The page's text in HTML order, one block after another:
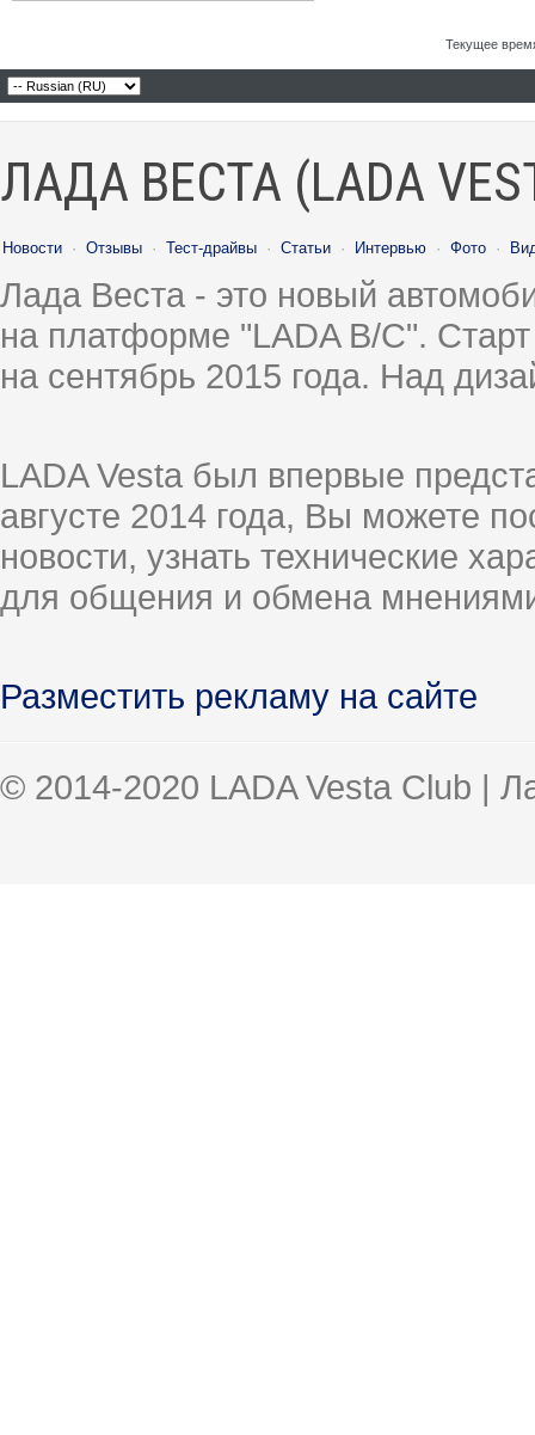
Текущее
ЛАДА ВЕСТА (LADA
Новости · Отзывы · Тест-драйвы · Статьи · Интервью · Фото ·
Лада Веста - это новый
на платформе "LADA B/C".
на сентябрь 2015 года. Над
LADA Vesta был впервые
августе 2014 года, Вы можете
новости, узнать технические
для общения и обмена
Разместить рекламу на сайте
© 2014-2020 LADA Vesta Club |